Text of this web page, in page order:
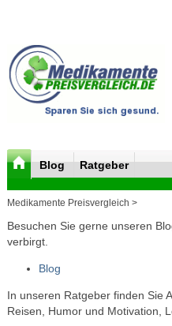
Blog Ratgeber
Medikamente Preisvergleich >
Besuchen Sie gerne unseren
verbirgt.
Blog
In unseren Ratgeber finden Sie
Reisen, Humor und Motivation,